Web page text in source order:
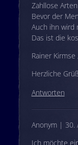
Zahllose
Bevor der
Auch ihn wird
Das ist die
Rainer
Herzliche
Antworten
Anonym | 30.
Ich möchte